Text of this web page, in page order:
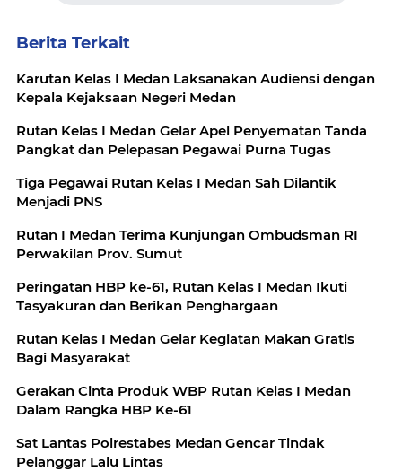
Berita Terkait
Karutan Kelas I Medan Laksanakan Audiensi dengan
Kepala Kejaksaan Negeri Medan
Rutan Kelas I Medan Gelar Apel Penyematan Tanda
Pangkat dan Pelepasan Pegawai Purna Tugas
Tiga Pegawai Rutan Kelas I Medan Sah Dilantik
Menjadi PNS
Rutan I Medan Terima Kunjungan Ombudsman RI
Perwakilan Prov. Sumut
Peringatan HBP ke-61, Rutan Kelas I Medan Ikuti
Tasyakuran dan Berikan Penghargaan
Rutan Kelas I Medan Gelar Kegiatan Makan Gratis
Bagi Masyarakat
Gerakan Cinta Produk WBP Rutan Kelas I Medan
Dalam Rangka HBP Ke-61
Sat Lantas Polrestabes Medan Gencar Tindak
Pelanggar Lalu Lintas